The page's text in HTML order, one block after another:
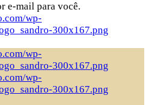
e-mail para você.